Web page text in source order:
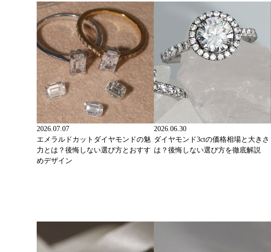
2026.07.07
エメラルドカットダイヤモンドの魅
力とは？後悔しない選び方とおすす
めデザイン
2026.06.30
ダイヤモンド3ctの価格相場と大きさ
は？後悔しない選び方を徹底解説